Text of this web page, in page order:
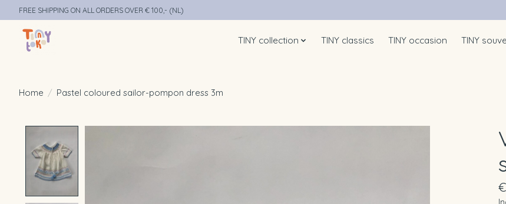
FREE SHIPPING ON ALL ORDERS OVER € 100,- (NL)
TINY collection TINY classics TINY occasion TINY
Home / Pastel coloured sailor-pompon dress 3m